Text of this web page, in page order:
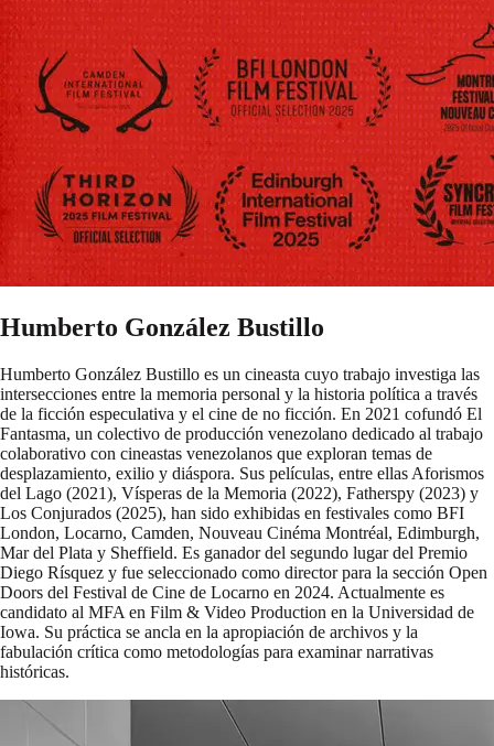
Humberto González Bustillo
Humberto González Bustillo es un cineasta cuyo trabajo investiga las
intersecciones entre la memoria personal y la historia política a través
de la ficción especulativa y el cine de no ficción. En 2021 cofundó El
Fantasma, un colectivo de producción venezolano dedicado al trabajo
colaborativo con cineastas venezolanos que exploran temas de
desplazamiento, exilio y diáspora. Sus películas, entre ellas Aforismos
del Lago (2021), Vísperas de la Memoria (2022), Fatherspy (2023) y
Los Conjurados (2025), han sido exhibidas en festivales como BFI
London, Locarno, Camden, Nouveau Cinéma Montréal, Edimburgh,
Mar del Plata y Sheffield. Es ganador del segundo lugar del Premio
Diego Rísquez y fue seleccionado como director para la sección Open
Doors del Festival de Cine de Locarno en 2024. Actualmente es
candidato al MFA en Film & Video Production en la Universidad de
Iowa. Su práctica se ancla en la apropiación de archivos y la
fabulación crítica como metodologías para examinar narrativas
históricas.